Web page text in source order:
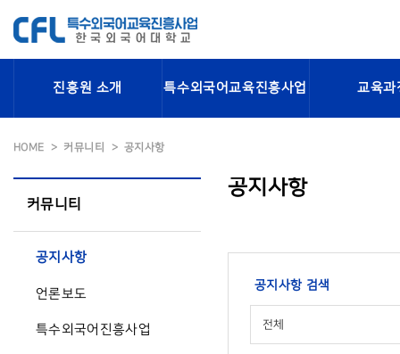
진흥원 소개 특수외국어교육진흥사업 교육과
HOME 커뮤니티 공지사항
커뮤니티
공지사항
언론보도
특수외국어진흥사업
공지사항
공지사항 검색
전체